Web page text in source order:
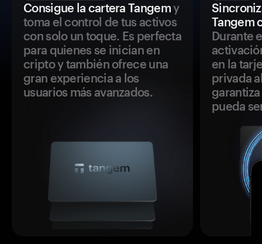
Consigue la cartera Tangemy
toma el control de tus activos
con solo un toque. Es perfecta
para quienes se inician en
cripto y también ofrece una
gran experiencia a los
usuarios más avanzados.
Tangem
Durante
en la
privada
pueda